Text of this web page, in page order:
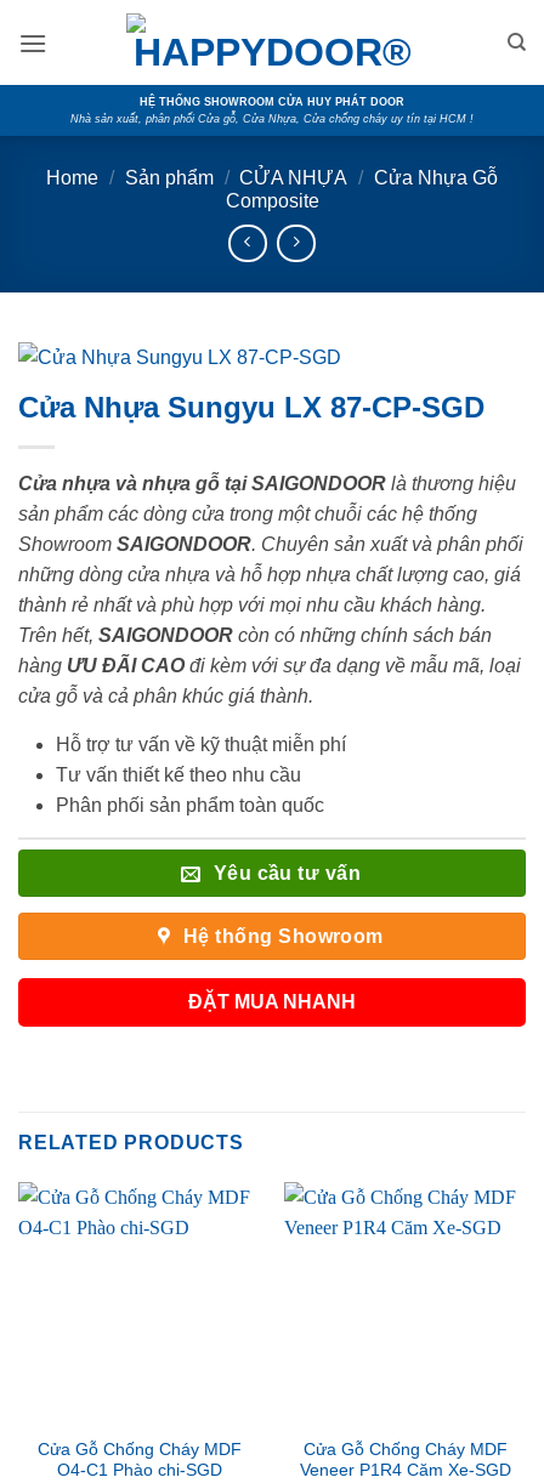
HỆ THỐNG SHOWROOM CỬA HUY PHÁT DOOR
Nhà sản xuất, phân phối Cửa gỗ, Cửa Nhựa, Cửa chống cháy uy tín tại HCM !
Home / Sản phẩm / CỬA NHỰA / Cửa Nhựa Gỗ
Composite
Cửa Nhựa Sungyu LX 87-CP-SGD
Cửa nhựa và nhựa gỗ tại SAIGONDOOR là thương hiệu
sản phẩm các dòng cửa trong một chuỗi các hệ thống
Showroom SAIGONDOOR. Chuyên sản xuất và phân phối
những dòng cửa nhựa và hỗ hợp nhựa chất lượng cao, giá
thành rẻ nhất và phù hợp với mọi nhu cầu khách hàng.
Trên hết, SAIGONDOOR còn có những chính sách bán
hàng ƯU ĐÃI CAOđi kèm với sự đa dạng về mẫu mã, loại
cửa gỗ và cả phân khúc giá thành.
Hỗ trợ tư vấn về kỹ thuật miễn phí
Tư vấn thiết kế theo nhu cầu
Phân phối sản phẩm toàn quốc
Yêu cầu tư vấn
Hệ thống Showroom
ĐẶT MUA NHANH
RELATED PRODUCTS
Cửa Gỗ Chống Cháy MDF
O4-C1 Phào chi-SGD
Cửa Gỗ Chống Cháy MDF
Veneer P1R4 Căm Xe-SGD